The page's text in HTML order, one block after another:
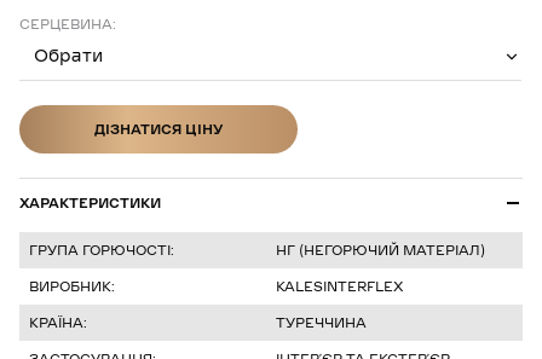
СЕРЦЕВИНА:
Обрати
ДІЗНАТИСЯ ЦІНУ
ХАРАКТЕРИСТИКИ
ГРУПА ГОРЮЧОСТІ:
НГ (НЕГОРЮЧИЙ МАТЕРІАЛ)
ВИРОБНИК:
KALESINTERFLEX
КРАЇНА:
ТУРЕЧЧИНА